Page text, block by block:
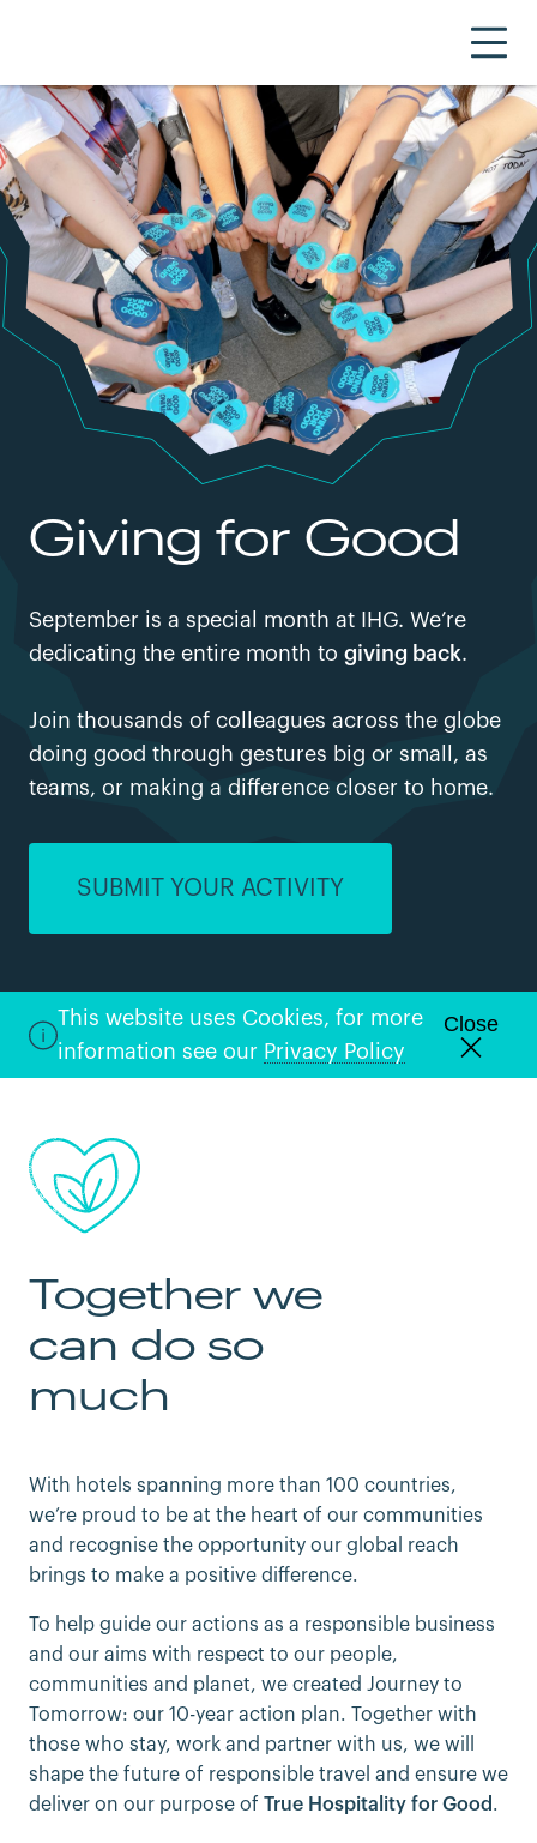
Giving for Good
September is a special month at IHG. We’re
dedicating the entire month to giving back.
Join thousands of colleagues across the globe
doing good through gestures big or small, as
teams, or making a difference closer to home.
SUBMIT YOUR ACTIVITY
This website uses Cookies, for more
information see our Privacy Policy
Close
Together we
can do so
much
With hotels spanning more than 100 countries,
we’re proud to be at the heart of our communities
and recognise the opportunity our global reach
brings to make a positive difference.
To help guide our actions as a responsible business
and our aims with respect to our people,
communities and planet, we created Journey to
Tomorrow: our 10-year action plan. Together with
those who stay, work and partner with us, we will
shape the future of responsible travel and ensure we
deliver on our purpose of True Hospitality for Good .